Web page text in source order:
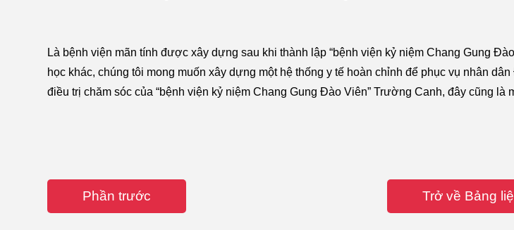
Là bệnh viện mãn tính được xây dựng sau khi thành lập “bệnh viện kỷ niệm Chang Gung
học khác, chúng tôi mong muốn xây dựng một hệ thống y tế hoàn chỉnh để phục vụ nhân
điều trị chăm sóc của “bệnh viện kỷ niệm Chang Gung Đào Viên” Trường Canh, đây cũng
Phần trước Trở về Bảng